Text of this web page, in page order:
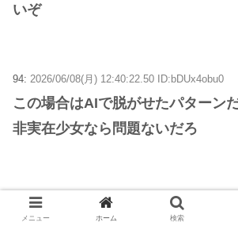
いぞ
94: 2026/06/08(月) 12:40:22.50 ID:bDUx4obu0
この場合はAIで脱がせたパターン
非実在少女なら問題ないだろ
97:2026/06/08(月) 12:40:45.70 ID:4c42ZAzX0
ロリコンの捌け口も残しといてや
メニュー ホーム 検索